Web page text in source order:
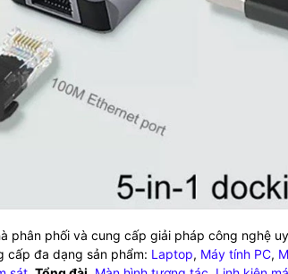
phân phối và cung cấp giải pháp công nghệ
cấp đa dạng sản phẩm: Laptop, Máy tính PC,